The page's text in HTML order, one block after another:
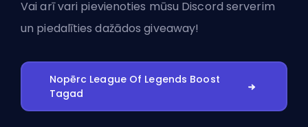
Vai arī vari pievienoties mūsu Discord serverim
un piedalīties dažādos giveaway!
Nopērc League Of Legends Boost
Tagad